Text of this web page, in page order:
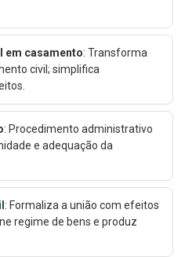
em casamento: Transforma
civil; simplifica
: Procedimento administrativo
e adequação da
: Formaliza a união com efeitos
regime de bens e produz